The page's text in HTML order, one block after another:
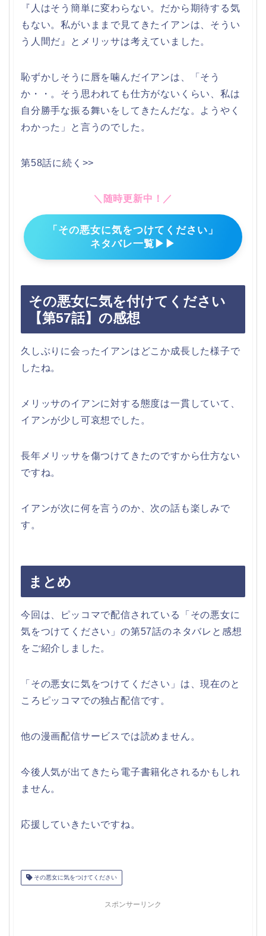
『人はそう簡単に変わらない。だから期待する気
もない。私がいままで見てきたイアンは、そうい
う人間だ』とメリッサは考えていました。
恥ずかしそうに唇を噛んだイアンは、「そう
か・・。そう思われても仕方がないくらい、私は
自分勝手な振る舞いをしてきたんだな。ようやく
わかった」と言うのでした。
第58話に続く>>
＼随時更新中！／
「その悪女に気をつけてください」
ネタバレ一覧▶▶
その悪女に気を付けてください
【第57話】の感想
久しぶりに会ったイアンはどこか成長した様子で
したね。
メリッサのイアンに対する態度は一貫していて、
イアンが少し可哀想でした。
長年メリッサを傷つけてきたのですから仕方ない
ですね。
イアンが次に何を言うのか、次の話も楽しみで
す。
まとめ
今回は、ピッコマで配信されている「その悪女に
気をつけてください」の第57話のネタバレと感想
をご紹介しました。
「その悪女に気をつけてください」は、現在のと
ころピッコマでの独占配信です。
他の漫画配信サービスでは読めません。
今後人気が出てきたら電子書籍化されるかもしれ
ません。
応援していきたいですね。
その悪女に気をつけてください
スポンサーリンク